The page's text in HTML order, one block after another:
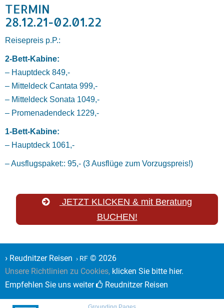
TERMIN
28.12.21-02.01.22
Reisepreis p.P.:
2-Bett-Kabine:
– Hauptdeck 849,-
– Mitteldeck Cantata 999,-
– Mitteldeck Sonata 1049,-
– Promenadendeck 1229,-
1-Bett-Kabine:
– Hauptdeck 1061,-
– Ausflugspaket:: 95,- (3 Ausflüge zum Vorzugspreis!)
JETZT KLICKEN & mit Beratung
BUCHEN!
› Reudnitzer Reisen › RF © 2026
Unsere Richtlinien zu Cookies, klicken Sie bitte hier.
Empfehlen Sie uns weiter
Reudnitzer Reisen